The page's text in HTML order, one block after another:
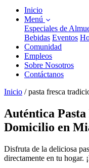
Inicio
Menú
Especiales de
Bebidas Eventos
Comunidad
Empleos
Sobre Nosotros
Contáctanos
Inicio / pasta fresca
Auténtica
Domicilio en
Disfruta de la deliciosa
directamente en tu hogar.